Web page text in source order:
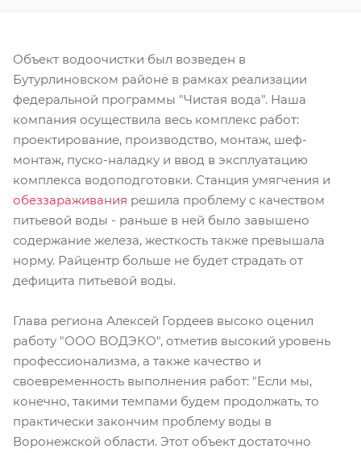
Объект водоочистки был возведен в
Бутурлиновском районе в рамках реализации
федеральной программы "Чистая вода". Наша
компания осуществила весь комплекс работ:
проектирование, производство, монтаж, шеф-
монтаж, пуско-наладку и ввод в эксплуатацию
комплекса водоподготовки. Станция умягчения и
обеззараживания решила проблему с качеством
питьевой воды - раньше в ней было завышено
содержание железа, жесткость также превышала
норму. Райцентр больше не будет страдать от
дефицита питьевой воды.
Глава региона Алексей Гордеев высоко оценил
работу "ООО ВОДЭКО", отметив высокий уровень
профессионализма, а также качество и
своевременность выполнения работ: "Если мы,
конечно, такими темпами будем продолжать, то
практически закончим проблему воды в
Воронежской области. Этот объект достаточно